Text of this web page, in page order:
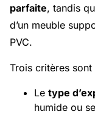
parfaite, tandis
d’un meuble
PVC.
Trois critères
Le type
humide ou